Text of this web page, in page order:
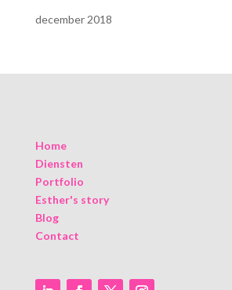
december 2018
Home
Diensten
Portfolio
Esther's story
Blog
Contact